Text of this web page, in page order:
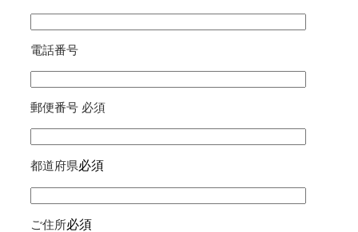
電話番号
郵便番号 必須
都道府県必須
ご住所必須